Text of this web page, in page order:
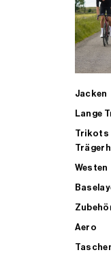
Jacken
Lange
Trikots
Westen
Aero
ALLE